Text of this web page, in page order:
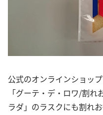
公式のオンラインショッ
「グーテ・デ・ロワ/割
ラダ」のラスクにも割れ